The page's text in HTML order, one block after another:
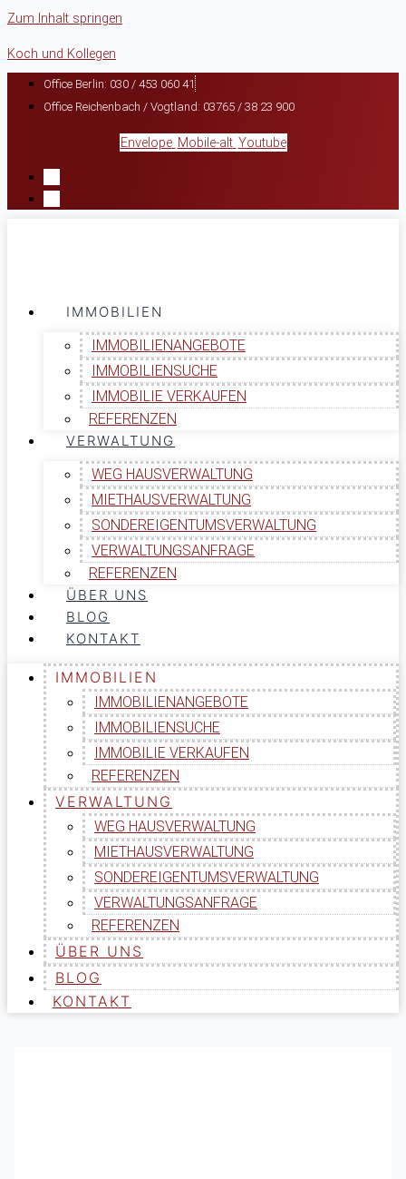
Zum Inhalt springen
Koch und Kollegen
Office Berlin: 030 / 453 060 41
Office Reichenbach / Vogtland: 03765 / 38 23 900
Envelope Mobile-alt Youtube
IMMOBILIEN
IMMOBILIENANGEBOTE
IMMOBILIENSUCHE
IMMOBILIE VERKAUFEN
REFERENZEN
VERWALTUNG
WEG HAUSVERWALTUNG
MIETHAUSVERWALTUNG
SONDEREIGENTUMSVERWALTUNG
VERWALTUNGSANFRAGE
REFERENZEN
ÜBER UNS
BLOG
KONTAKT
IMMOBILIEN
IMMOBILIENANGEBOTE
IMMOBILIENSUCHE
IMMOBILIE VERKAUFEN
REFERENZEN
VERWALTUNG
WEG HAUSVERWALTUNG
MIETHAUSVERWALTUNG
SONDEREIGENTUMSVERWALTUNG
VERWALTUNGSANFRAGE
REFERENZEN
ÜBER UNS
BLOG
KONTAKT